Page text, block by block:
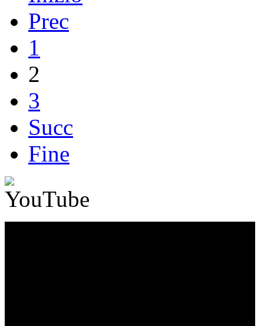
Prec
1
2
3
Succ
Fine